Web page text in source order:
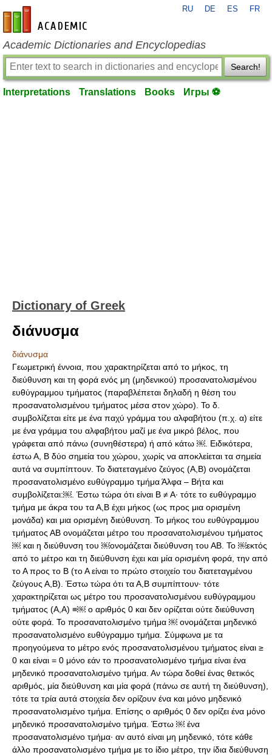
en-academic.com
RU DE ES FR
Academic Dictionaries and Encyclopedias
Search!
Interpretations Translations Books Игры ⚽
Dictionary of Greek
διάνυσμα
διάνυσμα
Γεωμετρική έννοια, που χαρακτηρίζεται από το μήκος, τη
διεύθυνση και τη φορά ενός μη (μηδενικού) προσανατολισμένου
ευθύγραμμου τμήματος (παραβλέπεται δηλαδή η θέση του
προσανατολισμένου τμήματος μέσα στον χώρο). Το δ.
συμβολίζεται είτε με ένα παχύ γράμμα του αλφαβήτου (π.χ. α) είτε
με ένα γράμμα του αλφαβήτου μαζί με ένα μικρό βέλος, που
γράφεται από πάνω (συνηθέστερα) ή από κάτω ￼. Ειδικότερα,
έστω Α, Β δύο σημεία του χώρου, χωρίς να αποκλείεται τα σημεία
αυτά να συμπίπτουν. Το διατεταγμένο ζεύγος (Α,Β) ονομάζεται
προσανατολισμένο ευθύγραμμο τμήμα Άλφα – Βήτα και
συμβολίζεται:￼. Έστω τώρα ότι είναι Β ≠ Α· τότε το ευθύγραμμο
τμήμα με άκρα του τα Α,Β έχει μήκος (ως προς μια ορισμένη
μονάδα) και μια ορισμένη διεύθυνση. Το μήκος του ευθύγραμμου
τμήματος ΑΒ ονομάζεται μέτρο του προσανατολισμένου τμήματος
￼ και η διεύθυνση του ￼ονομάζεται διεύθυνση του ΑΒ. Το ￼εκτός
από το μέτρο και τη διεύθυνση έχει και μία ορισμένη φορά, την από
το Α προς το Β (το Α είναι το πρώτο στοιχείο του διατεταγμένου
ζεύγους Α,Β). Έστω τώρα ότι τα Α,Β συμπίπτουν· τότε
χαρακτηρίζεται ως μέτρο του προσανατολισμένου ευθύγραμμου
τμήματος (Α,Α) ≡￼ ο αριθμός 0 και δεν ορίζεται ούτε διεύθυνση
ούτε φορά. Το προσανατολισμένο τμήμα ￼ ονομάζεται μηδενικό
προσανατολισμένο ευθύγραμμο τμήμα. Σύμφωνα με τα
προηγούμενα το μέτρο ενός προσανατολισμένου τμήματος είναι ≥
0 και είναι = 0 μόνο εάν το προσανατολισμένο τμήμα είναι ένα
μηδενικό προσανατολισμένο τμήμα. Αν τώρα δοθεί ένας θετικός
αριθμός, μία διεύθυνση και μία φορά (πάνω σε αυτή τη διεύθυνση),
τότε τα τρία αυτά στοιχεία δεν ορίζουν ένα και μόνο μηδενικό
προσανατολισμένο τμήμα. Επίσης ο αριθμός 0 δεν ορίζει ένα μόνο
μηδενικό προσανατολισμένο τμήμα. Έστω ￼ ένα
προσανατολισμένο τμήμα· αν αυτό είναι μη μηδενικό, τότε κάθε
άλλο προσανατολισμένο τμήμα με το ίδιο μέτρο, την ίδια διεύθυνση